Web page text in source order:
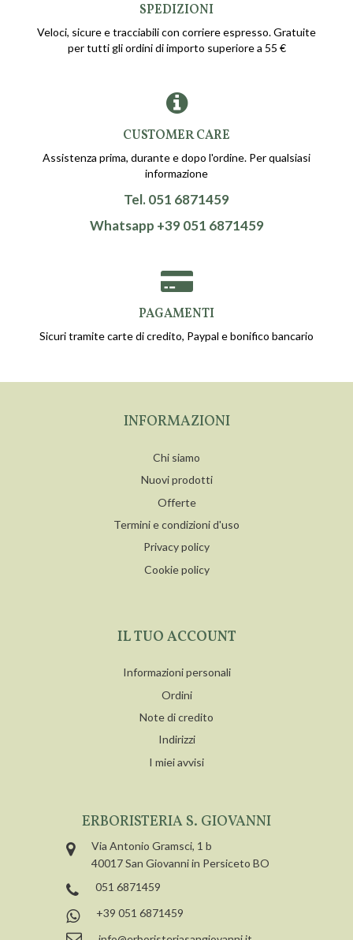
SPEDIZIONI
Veloci, sicure e tracciabili con corriere espresso. Gratuite
per tutti gli ordini di importo superiore a 55 €
CUSTOMER CARE
Assistenza prima, durante e dopo l'ordine. Per qualsiasi
informazione
Tel. 051 6871459
Whatsapp +39 051 6871459
PAGAMENTI
Sicuri tramite carte di credito, Paypal e bonifico bancario
INFORMAZIONI
Chi siamo
Nuovi prodotti
Offerte
Termini e condizioni d'uso
Privacy policy
Cookie policy
IL TUO ACCOUNT
Informazioni personali
Ordini
Note di credito
Indirizzi
I miei avvisi
ERBORISTERIA S. GIOVANNI
Via Antonio Gramsci, 1 b
40017 San Giovanni in Persiceto BO
051 6871459
+39 051 6871459